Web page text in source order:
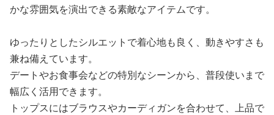
かな雰囲気を演出できる素敵なアイテムです。
ゆったりとしたシルエットで着心地も良く、動きやすさも
兼ね備えています。
デートやお食事会などの特別なシーンから、普段使いまで
幅広く活用できます。
トップスにはブラウスやカーディガンを合わせて、上品で